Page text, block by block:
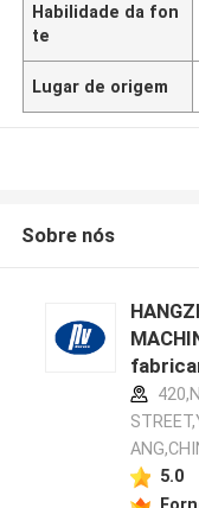
Habilidade da fon
te
Lugar de origem
Sobre nós
5.0